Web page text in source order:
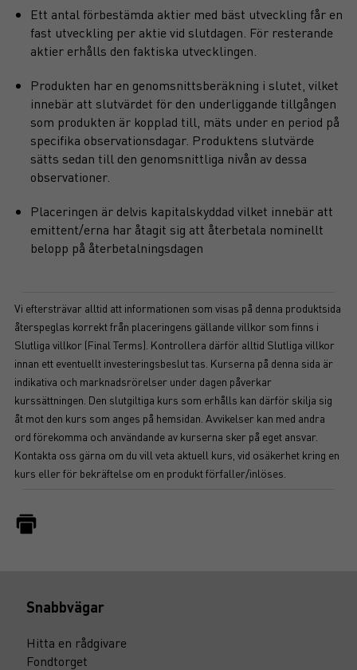
Ett antal förbestämda aktier med bäst utveckling får en
fast utveckling per aktie vid slutdagen. För resterande
aktier erhålls den faktiska utvecklingen.
Produkten har en genomsnittsberäkning i slutet, vilket
innebär att slutvärdet för den underliggande tillgången
som produkten är kopplad till, mäts under en period på
specifika observationsdagar. Produktens slutvärde
sätts sedan till den genomsnittliga nivån av dessa
observationer.
Placeringen är delvis kapitalskyddad vilket innebär att
emittent/erna har åtagit sig att återbetala nominellt
belopp på återbetalningsdagen
Vi eftersträvar alltid att informationen som visas på denna produktsida
återspeglas korrekt från placeringens gällande villkor som finns i
Slutliga villkor (Final Terms). Kontrollera därför alltid Slutliga villkor
innan ett eventuellt investeringsbeslut tas. Kurserna på denna sida är
indikativa och marknadsrörelser under dagen påverkar
kurssättningen. Den slutgiltiga kurs som erhålls kan därför skilja sig
åt mot den kurs som anges på hemsidan. Avvikelser kan med andra
ord förekomma och användande av kurserna sker på eget ansvar.
Kontakta oss gärna om du vill veta aktuell kurs, vid osäkerhet kring en
kurs eller för bekräftelse om en produkt förfaller/inlöses.
Snabbvägar
Hitta en rådgivare
Fondtorget